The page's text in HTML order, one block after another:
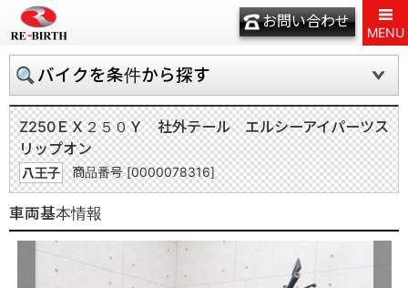
お問い合わせ
MENU
バイクを条件から探す
Z250ＥＸ２５０Ｙ 社外テール エルシーアイパーツス
リップオン
八王子 商品番号 [0000078316]
車両基本情報